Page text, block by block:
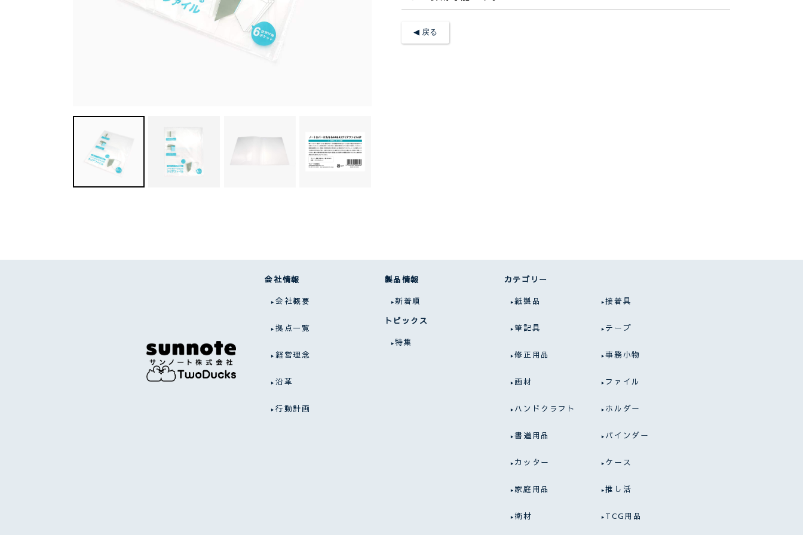
◀︎ 戻る
会社情報
会社概要
拠点一覧
経営理念
沿革
行動計画
製品情報
新着順
トピックス
特集
カテゴリー
紙製品 接着具
筆記具 テープ
修正用品 事務小物
画材 ファイル
ハンドクラフト ホルダー
書道用品 バインダー
カッター ケース
家庭用品 推し活
衛材 TCG用品